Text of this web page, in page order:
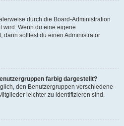
durch die Board-Administration
wird. Wenn du eine eigene
dann solltest du einen Administrator
farbig dargestellt?
den Benutzergruppen verschiedene
leichter zu identifizieren sind.